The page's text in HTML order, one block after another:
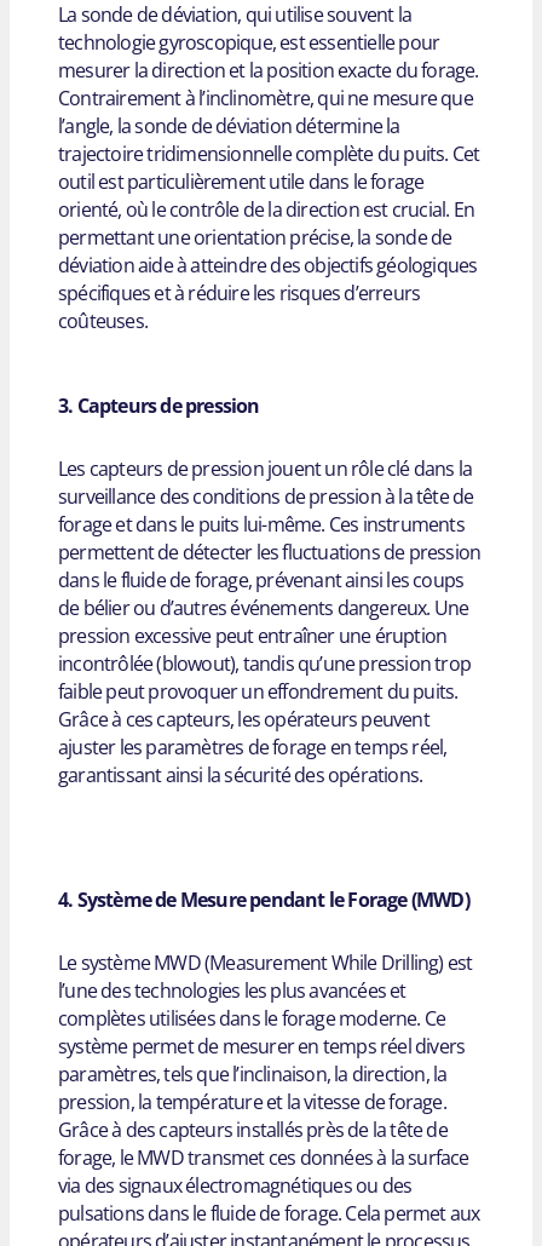
La sonde de déviation, qui utilise souvent la
technologie gyroscopique, est essentielle pour
mesurer la direction et la position exacte du forage.
Contrairement à l’inclinomètre, qui ne mesure que
l’angle, la sonde de déviation détermine la
trajectoire tridimensionnelle complète du puits. Cet
outil est particulièrement utile dans le forage
orienté, où le contrôle de la direction est crucial. En
permettant une orientation précise, la sonde de
déviation aide à atteindre des objectifs géologiques
spécifiques et à réduire les risques d’erreurs
coûteuses.
3. Capteurs de pression
Les capteurs de pression jouent un rôle clé dans la
surveillance des conditions de pression à la tête de
forage et dans le puits lui-même. Ces instruments
permettent de détecter les fluctuations de pression
dans le fluide de forage, prévenant ainsi les coups
de bélier ou d’autres événements dangereux. Une
pression excessive peut entraîner une éruption
incontrôlée (blowout), tandis qu’une pression trop
faible peut provoquer un effondrement du puits.
Grâce à ces capteurs, les opérateurs peuvent
ajuster les paramètres de forage en temps réel,
garantissant ainsi la sécurité des opérations.
4. Système de Mesure pendant le Forage (MWD)
Le système MWD (Measurement While Drilling) est
l’une des technologies les plus avancées et
complètes utilisées dans le forage moderne. Ce
système permet de mesurer en temps réel divers
paramètres, tels que l’inclinaison, la direction, la
pression, la température et la vitesse de forage.
Grâce à des capteurs installés près de la tête de
forage, le MWD transmet ces données à la surface
via des signaux électromagnétiques ou des
pulsations dans le fluide de forage. Cela permet aux